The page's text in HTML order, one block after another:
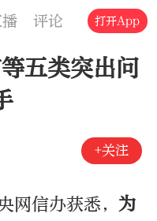
评论 交通 文旅
打开App
五类突出问
+关注
网信办获悉， 为